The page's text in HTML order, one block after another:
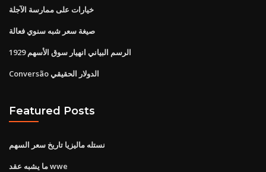
خيارات على ممارسة الآجلة
صيغة سعر شبه سنوي فعالة
1929 الرسم البياني انهيار سوق الأسهم
Conversão الدولار الحقيقي
Featured Posts
نستله ماليزيا تاريخ سعر السهم
ما يشبه عقد wwe